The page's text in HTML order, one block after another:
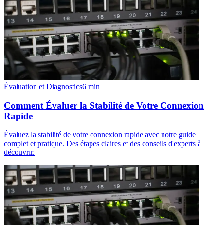
Évaluation et Diagnostics6 min
Comment Évaluer la Stabilité de Votre Connexion
Rapide
Évaluez la stabilité de votre connexion rapide avec notre guide
complet et pratique. Des étapes claires et des conseils d'experts à
découvrir.